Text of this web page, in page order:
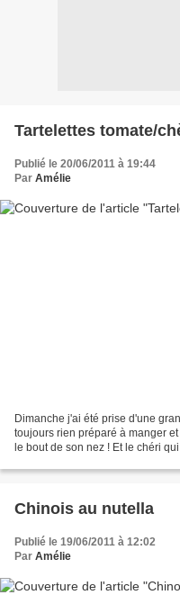
Tartelettes tomate/
Publié le 20/06/2011 à 19:44
Par Amélie
Dimanche j'ai été prise d'une
toujours rien préparé à manger
le bout de son nez ! Et le chéri
Chinois au nutella
Publié le 19/06/2011 à 12:02
Par Amélie